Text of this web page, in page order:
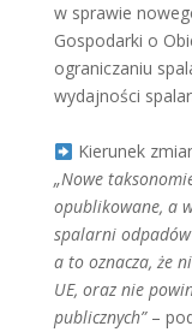
w sprawie
Gospodarki o
ograniczaniu
wydajności
Kierunek
„Nowe
opublikowane, a
spalarni
a to oznacza, że
UE, oraz nie
publicznych”–